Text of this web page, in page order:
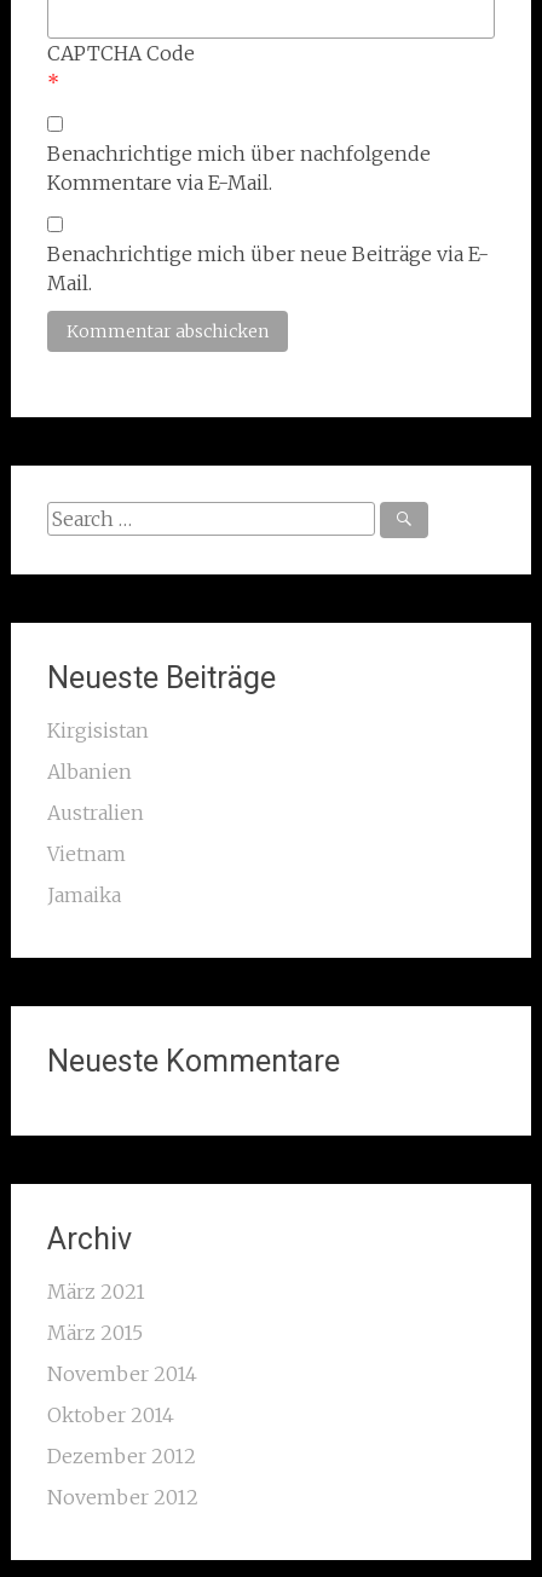
CAPTCHA Code
*
Benachrichtige mich über nachfolgende
Kommentare via E-Mail.
Benachrichtige mich über neue Beiträge via E-
Mail.
Search
Neueste Beiträge
Kirgisistan
Albanien
Australien
Vietnam
Jamaika
Neueste Kommentare
Archiv
März 2021
März 2015
November 2014
Oktober 2014
Dezember 2012
November 2012